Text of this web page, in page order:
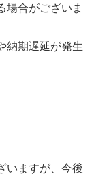
場合がございま
納期遅延が発生
いますが、今後